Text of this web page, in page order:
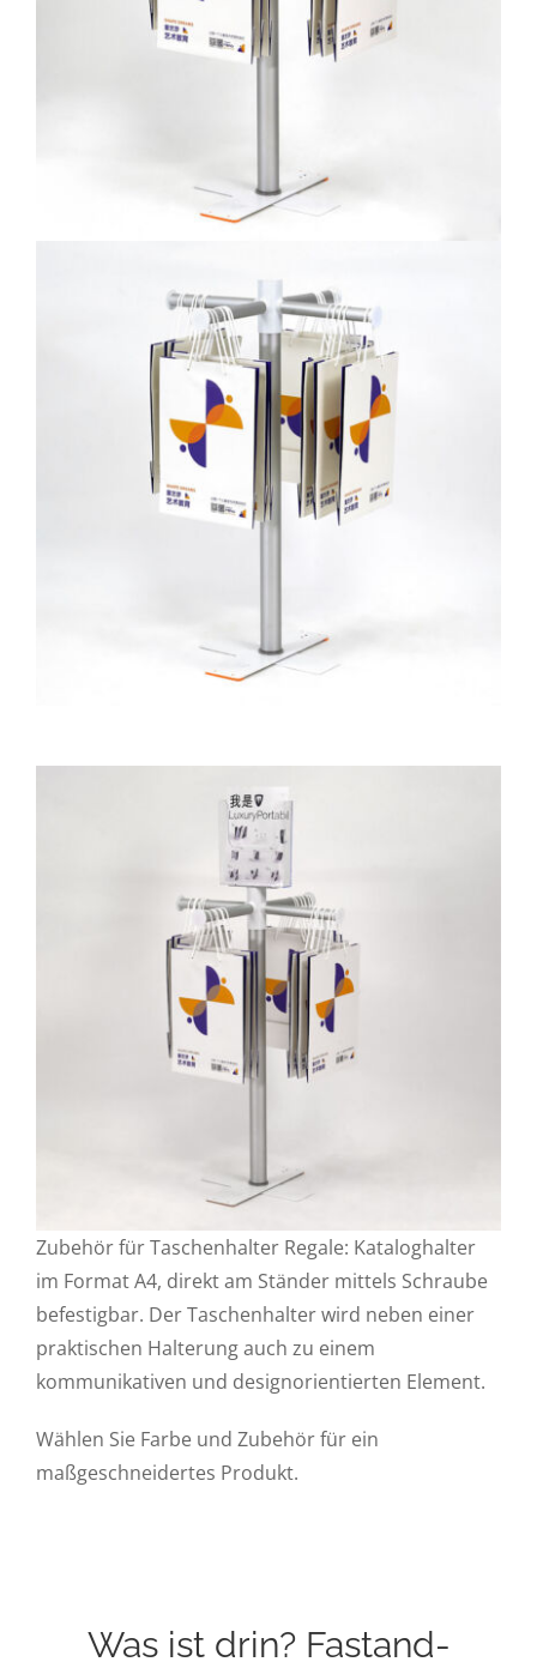
Zubehör für Taschenhalter Regale: Kataloghalter
im Format A4, direkt am Ständer mittels Schraube
befestigbar. Der Taschenhalter wird neben einer
praktischen Halterung auch zu einem
kommunikativen und designorientierten Element.
Wählen Sie Farbe und Zubehör für ein
maßgeschneidertes Produkt.
Was ist drin? Fastand-